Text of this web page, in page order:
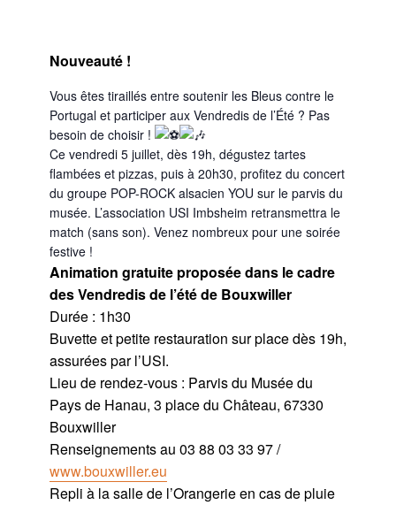
Nouveauté !
Vous êtes tiraillés entre soutenir les Bleus contre le
Portugal et participer aux Vendredis de l’Été ? Pas
besoin de choisir !
Ce vendredi 5 juillet, dès 19h, dégustez tartes
flambées et pizzas, puis à 20h30, profitez du concert
du groupe POP-ROCK alsacien YOU sur le parvis du
musée. L’association USI Imbsheim retransmettra le
match (sans son). Venez nombreux pour une soirée
festive !
Animation gratuite proposée dans le cadre
des Vendredis de l’été de Bouxwiller
Durée : 1h30
Buvette et petite restauration sur place dès 19h,
assurées par l’USI.
Lieu de rendez-vous : Parvis du Musée du
Pays de Hanau, 3 place du Château, 67330
Bouxwiller
Renseignements au 03 88 03 33 97 /
www.bouxwiller.eu
Repli à la salle de l’Orangerie en cas de pluie